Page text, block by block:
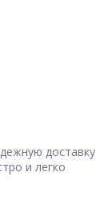
доставку
и легко